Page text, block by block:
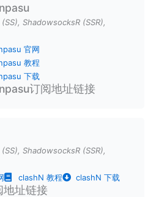
, ShadowsocksR (SSR),
官网
教程
下载
订阅地址链接
, ShadowsocksR (SSR),
clashN 教程 clashN 下载
地址链接